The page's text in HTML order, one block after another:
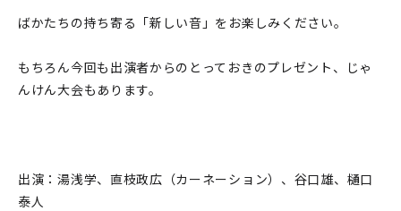
ばかたちの持ち寄る「新しい音」をお楽しみください。
もちろん今回も出演者からのとっておきのプレゼント、じゃ
んけん大会もあります。
出演：湯浅学、直枝政広（カーネーション）、谷口雄、樋口
泰人